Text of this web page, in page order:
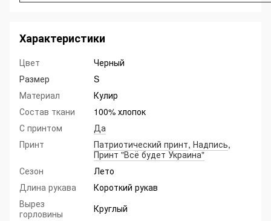
Характеристики
Цвет
Черный
Размер
S
Материал
Кулир
Состав ткани
100% хлопок
С принтом
Да
Принт
Патриотический принт, Надпись,
Принт "Всё будет Украина"
Сезон
Лето
Длина рукава
Короткий рукав
Вырез
горловины
Круглый